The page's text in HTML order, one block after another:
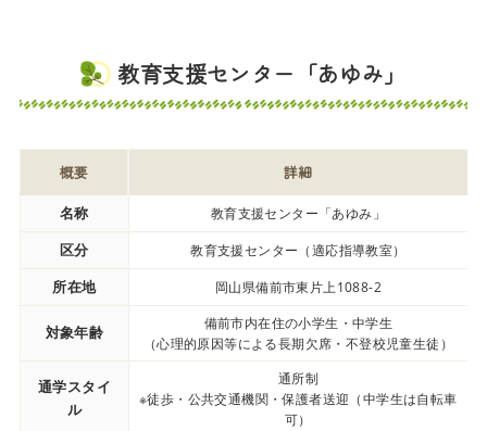
教育支援センター「あゆみ」
概要 詳細
名称 教育支援センター「あゆみ」
区分 教育支援センター（適応指導教室）
所在地 岡山県備前市東片上1088-2
対象年齢
備前市内在住の小学生・中学生
（心理的原因等による長期欠席・不登校児童生徒）
通学スタイ
ル
通所制
※徒歩・公共交通機関・保護者送迎（中学生は自転車
可）